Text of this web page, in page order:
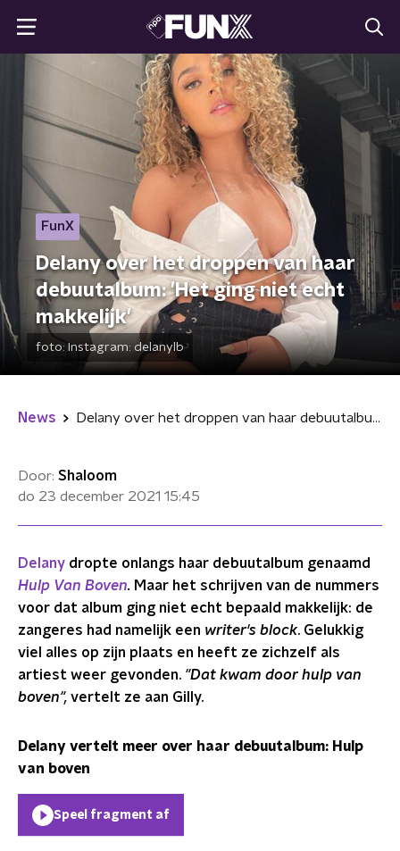
FunX
Delany over het droppen van haar
debuutalbum: 'Het ging niet echt
makkelijk'
foto: Instagram: delanylb
News Delany over het droppen van haar debuutalbum: 'Het ging niet echt makkelijk'
Door: Shaloom
do 23 december 2021 15:45
Delany dropte onlangs haar debuutalbum genaamd
Hulp Van Boven. Maar het schrijven van de nummers
voor dat album ging niet echt bepaald makkelijk: de
zangeres had namelijk een writer's block. Gelukkig
viel alles op zijn plaats en heeft ze zichzelf als
artiest weer gevonden. "Dat kwam door hulp van
boven", vertelt ze aan Gilly.
Delany vertelt meer over haar debuutalbum: Hulp
van boven
Speel fragment af